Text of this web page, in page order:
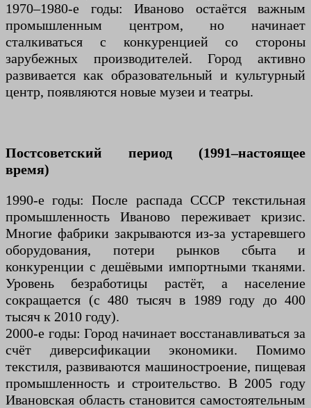
1970–1980-е годы: Иваново остаётся важным
промышленным центром, но начинает
сталкиваться с конкуренцией со стороны
зарубежных производителей. Город активно
развивается как образовательный и культурный
центр, появляются новые музеи и театры.
Постсоветский период (1991–настоящее
время)
1990-е годы: После распада СССР текстильная
промышленность Иваново переживает кризис.
Многие фабрики закрываются из-за устаревшего
оборудования, потери рынков сбыта и
конкуренции с дешёвыми импортными тканями.
Уровень безработицы растёт, а население
сокращается (с 480 тысяч в 1989 году до 400
тысяч к 2010 году).
2000-е годы: Город начинает восстанавливаться за
счёт диверсификации экономики. Помимо
текстиля, развиваются машиностроение, пищевая
промышленность и строительство. В 2005 году
Ивановская область становится самостоятельным